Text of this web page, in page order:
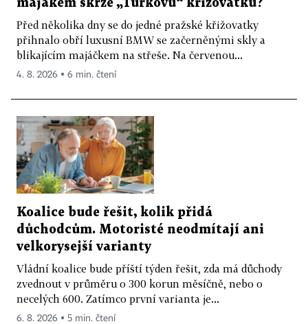
majákem skrze „Turkovu“ křižovatku?
Před několika dny se do jedné pražské křižovatky
přihnalo obří luxusní BMW se začerněnými skly a
blikajícím majáčkem na střeše. Na červenou...
4. 8. 2026 ▪ 6 min. čtení
Koalice bude řešit, kolik přidá
důchodcům. Motoristé neodmítají ani
velkorysejší varianty
Vládní koalice bude příští týden řešit, zda má důchody
zvednout v průměru o 300 korun měsíčně, nebo o
necelých 600. Zatímco první varianta je...
6. 8. 2026 ▪ 5 min. čtení